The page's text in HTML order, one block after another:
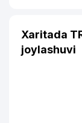
Xaritada
joylashuvi